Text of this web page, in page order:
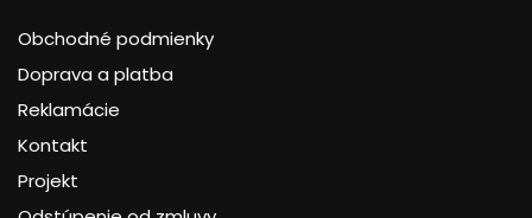
Obchodné podmienky
Doprava a platba
Reklamácie
Kontakt
Projekt